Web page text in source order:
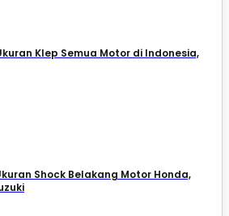
Klep Semua Motor di Indonesia,
Shock Belakang Motor Honda,